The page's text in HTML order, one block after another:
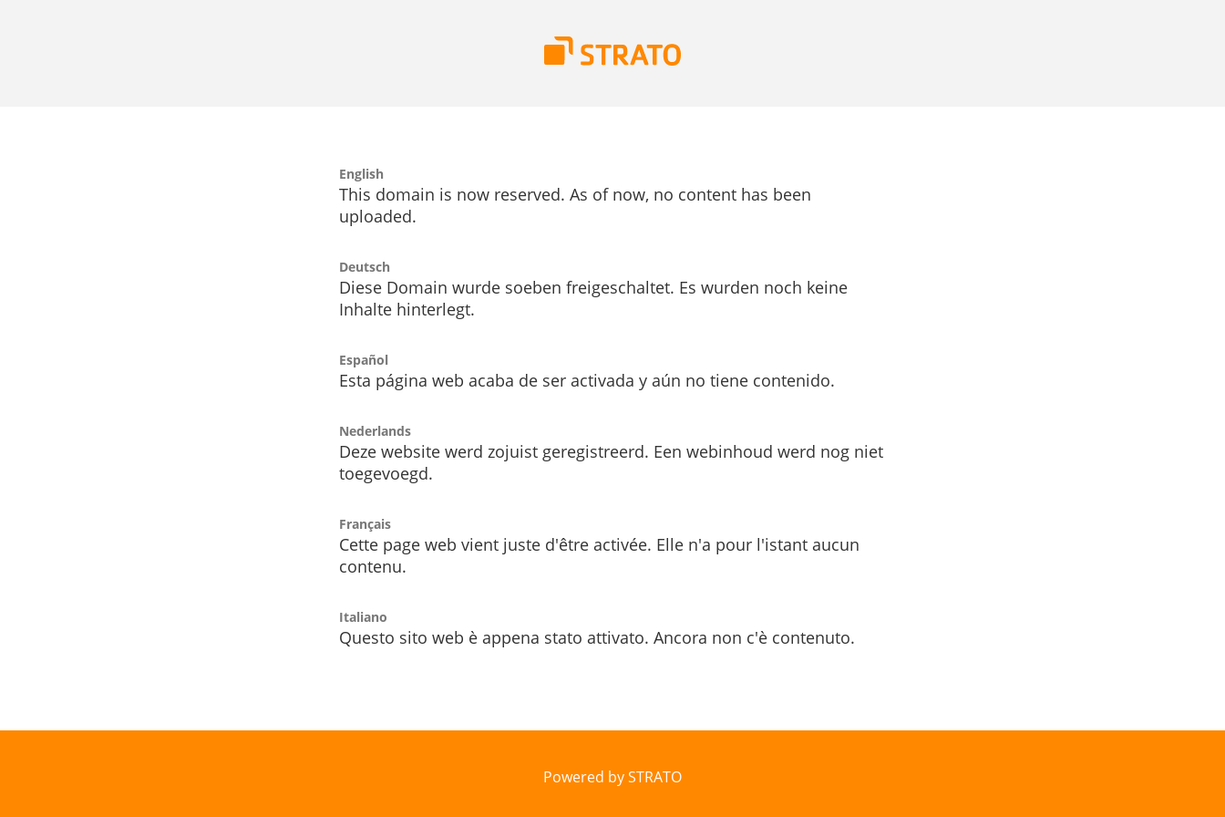
English
This domain is now reserved. As of now, no content has been
uploaded.
Deutsch
Diese Domain wurde soeben freigeschaltet. Es wurden noch keine
Inhalte hinterlegt.
Español
Esta página web acaba de ser activada y aún no tiene contenido.
Nederlands
Deze website werd zojuist geregistreerd. Een webinhoud werd nog niet
toegevoegd.
Français
Cette page web vient juste d'être activée. Elle n'a pour l'istant aucun
contenu.
Italiano
Questo sito web è appena stato attivato. Ancora non c'è contenuto.
Powered by STRATO